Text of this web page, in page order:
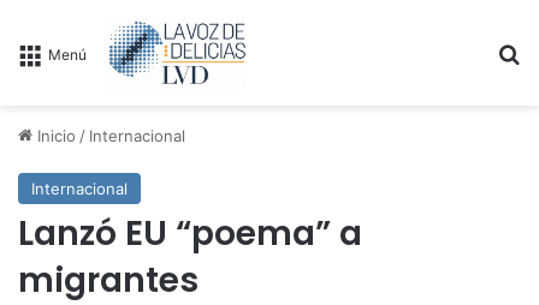
Menú
Inicio / Internacional
Internacional
Lanzó EU “poema” a
migrantes